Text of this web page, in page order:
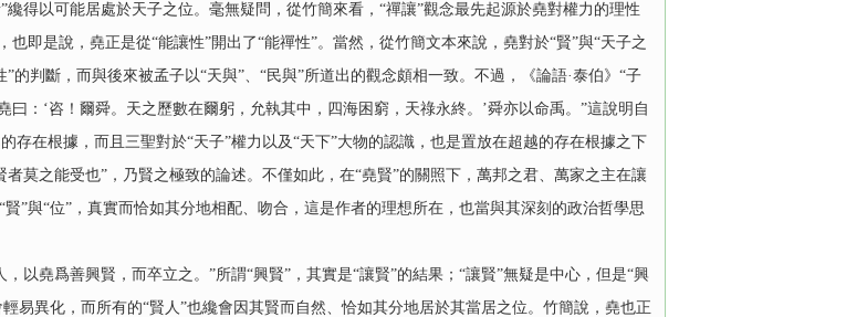
纔得以可能居處於天子之位。毫無疑問，從竹簡來看，“禪讓”觀念最先起源於堯對權力的理性
即是說，堯正是從“能讓性”開出了“能禪性”。當然，從竹簡文本來說，堯對於“賢”與“天子之
的判斷，而與後來被孟子以“天與”、“民與”所道出的觀念頗相一致。不過，《論語·泰伯》“子
：‘咨！爾舜。天之歷數在爾躬，允執其中，四海困窮，天祿永終。’舜亦以命禹。”這說明自
在根據，而且三聖對於“天子”權力以及“天下”大物的認識，也是置放在超越的存在根據之下
莫之能受也”，乃賢之極致的論述。不僅如此，在“堯賢”的關照下，萬邦之君、萬家之主在讓
”與“位”，真實而恰如其分地相配、吻合，這是作者的理想所在，也當與其深刻的政治哲學思
堯爲善興賢，而卒立之。”所謂“興賢”，其實是“讓賢”的結果；“讓賢”無疑是中心，但是“興
易異化，而所有的“賢人”也纔會因其賢而自然、恰如其分地居於其當居之位。竹簡說，堯也正